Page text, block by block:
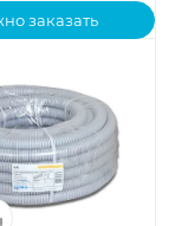
заказать